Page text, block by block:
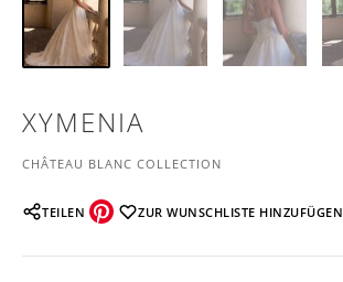
XYMENIA
CHÂTEAU BLANC COLLECTION
TEILEN ZUR WUNSCHLISTE HINZUFÜGEN